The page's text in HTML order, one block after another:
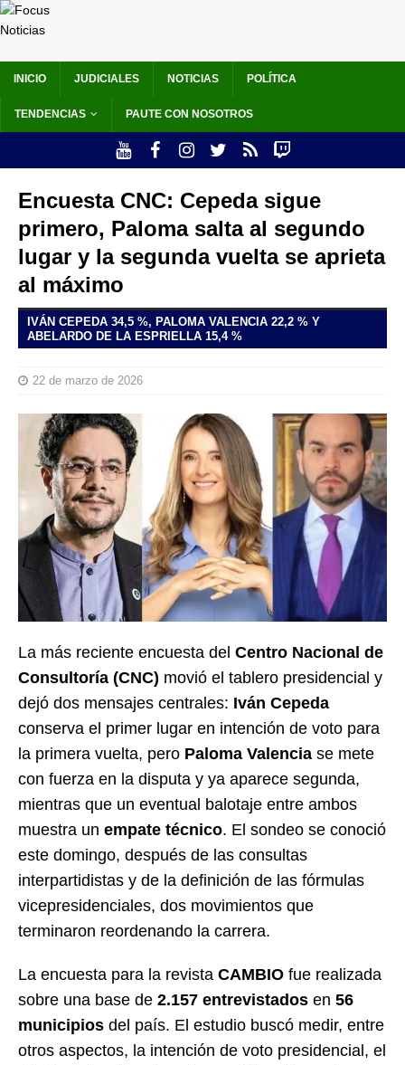
INICIO JUDICIALES NOTICIAS POLÍTICA
TENDENCIAS PAUTE CON NOSOTROS
Encuesta CNC: Cepeda sigue
primero, Paloma salta al segundo
lugar y la segunda vuelta se aprieta
al máximo
IVÁN CEPEDA 34,5 %, PALOMA VALENCIA 22,2 % Y
ABELARDO DE LA ESPRIELLA 15,4 %
22 de marzo de 2026
La más reciente encuesta del Centro Nacional de
Consultoría (CNC) movió el tablero presidencial y
dejó dos mensajes centrales: Iván Cepeda
conserva el primer lugar en intención de voto para
la primera vuelta, pero Paloma Valencia se mete
con fuerza en la disputa y ya aparece segunda,
mientras que un eventual balotaje entre ambos
muestra un empate técnico. El sondeo se conoció
este domingo, después de las consultas
interpartidistas y de la definición de las fórmulas
vicepresidenciales, dos movimientos que
terminaron reordenando la carrera.
La encuesta para la revista CAMBIO fue realizada
sobre una base de 2.157 entrevistados en 56
municipios del país. El estudio buscó medir, entre
otros aspectos, la intención de voto presidencial, el